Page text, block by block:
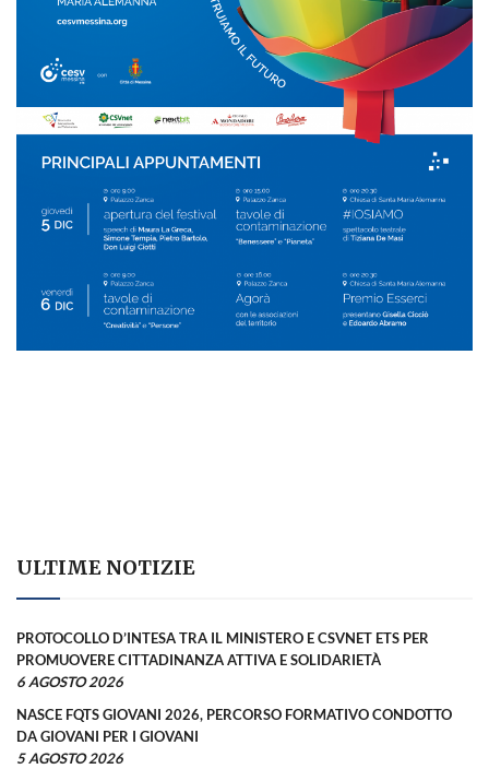
ULTIME NOTIZIE
PROTOCOLLO D’INTESA TRA IL MINISTERO E CSVNET ETS PER
PROMUOVERE CITTADINANZA ATTIVA E SOLIDARIETÀ
6 AGOSTO 2026
NASCE FQTS GIOVANI 2026, PERCORSO FORMATIVO CONDOTTO
DA GIOVANI PER I GIOVANI
5 AGOSTO 2026